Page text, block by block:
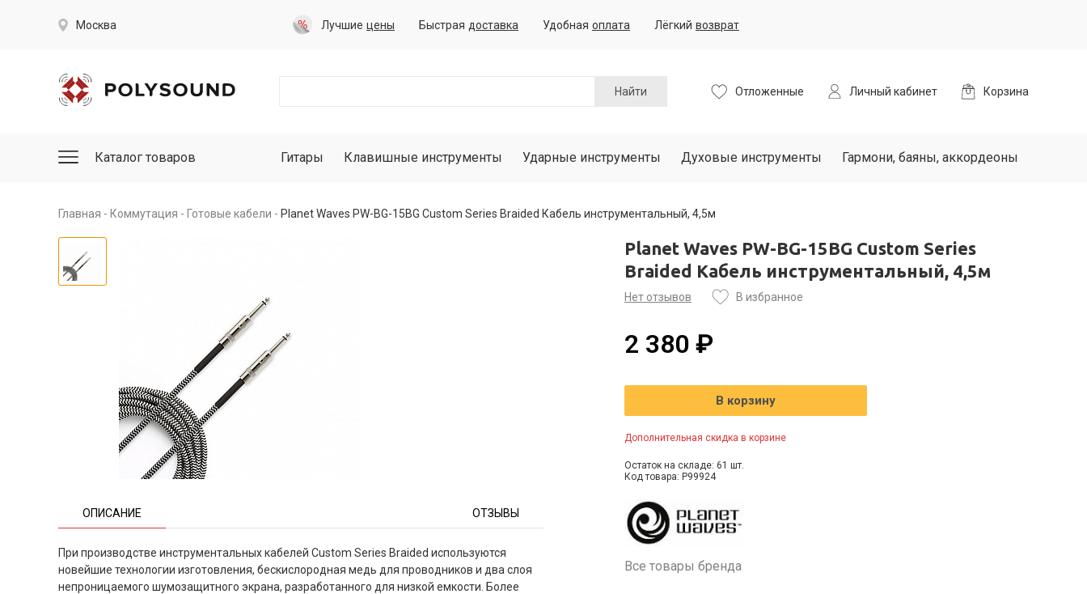
Москва Лучшие цены Быстрая доставка Удобная оплата Лёгкий возврат
Найти Отложенные Личный кабинет Корзина
Каталог товаров Гитары Клавишные инструменты Ударные инструменты Духовые инструменты Гармони, баяны, аккордеоны
Главная Коммутация Готовые кабели Planet Waves PW-BG-15BG Custom Series Braided Кабель инструментальный, 4,5м
ОПИСАНИЕ ОТЗЫВЫ
При производстве инструментальных кабелей Custom Series Braided используются
новейшие технологии изготовления, бескислородная медь для проводников и два слоя
непроницаемого шумозащитного экрана, разработанного для низкой емкости. Более
Planet Waves PW-BG-15BG Custom Series
Braided Кабель инструментальный, 4,5м
Нет отзывов В избранное
2 380 ₽
В корзину
Дополнительная скидка в корзине
Остаток на складе: 61 шт.
Код товара: P99924
Все товары бренда